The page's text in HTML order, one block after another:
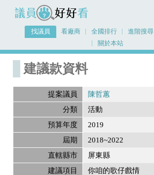
議員好好看
找議員 看廠商 全國排行 進階搜尋
關於本站
首頁
建議款資料
提案議員
陳哲蕙
分類
活動
預算年度
2019
屆期
2018~2022
直轄縣市
屏東縣
建議項目
你咱的歌仔戲情